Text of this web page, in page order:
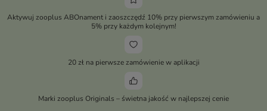
Aktywuj zooplus ABOnament i zaoszczędź 10% przy pierwszym zamówieniu a
5% przy każdym kolejnym!
20 zł na pierwsze zamówienie w aplikacji
Marki zooplus Originals – świetna jakość w najlepszej cenie